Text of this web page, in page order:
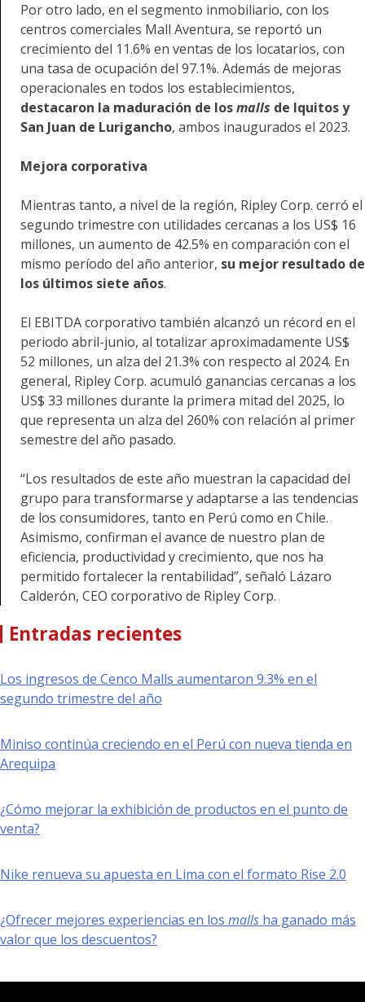
Por otro lado, en el segmento inmobiliario, con los
centros comerciales Mall Aventura, se reportó un
crecimiento del 11.6% en ventas de los locatarios, con
una tasa de ocupación del 97.1%. Además de mejoras
operacionales en todos los establecimientos,
destacaron la maduración de losmalls de Iquitos y
San Juan de Lurigancho, ambos inaugurados el 2023.
Mejora corporativa
Mientras tanto, a nivel de la región, Ripley Corp. cerró el
segundo trimestre con utilidades cercanas a los US$ 16
millones, un aumento de 42.5% en comparación con el
mismo período del año anterior, su mejor resultado de
los últimos siete años.
El EBITDA corporativo también alcanzó un récord en el
periodo abril-junio, al totalizar aproximadamente US$
52 millones, un alza del 21.3% con respecto al 2024. En
general, Ripley Corp. acumuló ganancias cercanas a los
US$ 33 millones durante la primera mitad del 2025, lo
que representa un alza del 260% con relación al primer
semestre del año pasado.
“Los resultados de este año muestran la capacidad del
grupo para transformarse y adaptarse a las tendencias
de los consumidores, tanto en Perú como en Chile.
Asimismo, confirman el avance de nuestro plan de
eficiencia, productividad y crecimiento, que nos ha
permitido fortalecer la rentabilidad”, señaló Lázaro
Calderón, CEO corporativo de Ripley Corp.
Entradas recientes
Los ingresos de Cenco Malls aumentaron 9.3% en el
segundo trimestre del año
Miniso continúa creciendo en el Perú con nueva tienda en
Arequipa
¿Cómo mejorar la exhibición de productos en el punto de
venta?
Nike renueva su apuesta en Lima con el formato Rise 2.0
¿Ofrecer mejores experiencias en los malls ha ganado más
valor que los descuentos?